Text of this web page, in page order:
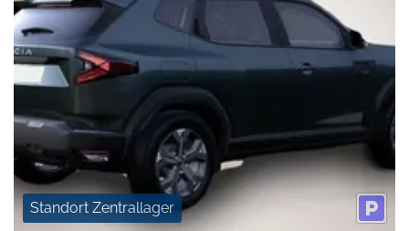
Standort Zentrallager